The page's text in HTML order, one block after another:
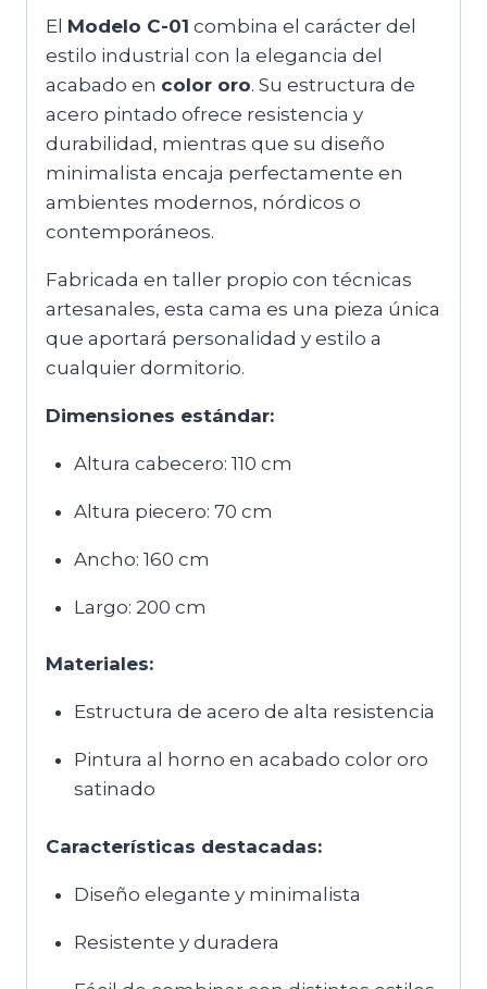
El Modelo C-01 combina el carácter del
estilo industrial con la elegancia del
acabado en color oro. Su estructura de
acero pintado ofrece resistencia y
durabilidad, mientras que su diseño
minimalista encaja perfectamente en
ambientes modernos, nórdicos o
contemporáneos.
Fabricada en taller propio con técnicas
artesanales, esta cama es una pieza única
que aportará personalidad y estilo a
cualquier dormitorio.
Dimensiones estándar:
Altura cabecero: 110 cm
Altura piecero: 70 cm
Ancho: 160 cm
Largo: 200 cm
Materiales:
Estructura de acero de alta resistencia
Pintura al horno en acabado color oro
satinado
Características destacadas:
Diseño elegante y minimalista
Resistente y duradera